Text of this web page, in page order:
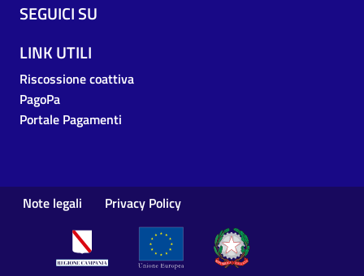
SEGUICI SU
LINK UTILI
Riscossione coattiva
PagoPa
Portale Pagamenti
Note legali Privacy Policy